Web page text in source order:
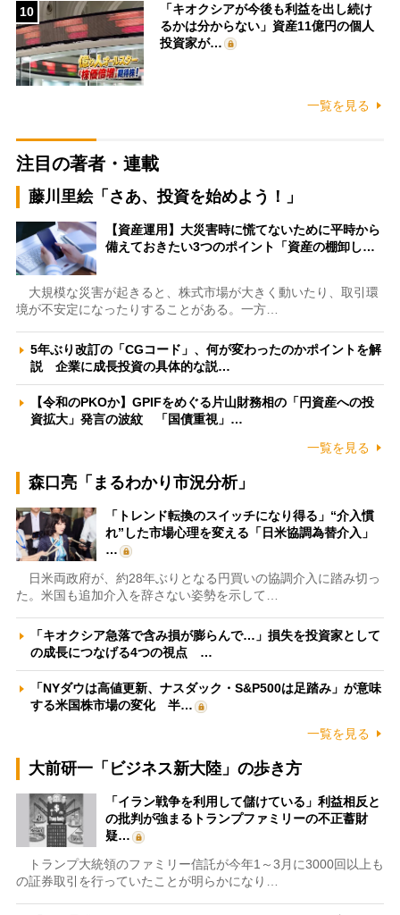
10
「キオクシアが今後も利益を出し続け
るかは分からない」資産11億円の個人
投資家が…
一覧を見る
注目の著者・連載
藤川里絵「さあ、投資を始めよう！」
【資産運用】大災害時に慌てないために平時から
備えておきたい3つのポイント「資産の棚卸し…
大規模な災害が起きると、株式市場が大きく動いたり、取引環
境が不安定になったりすることがある。一方…
5年ぶり改訂の「CGコード」、何が変わったのかポイントを解
説 企業に成長投資の具体的な説…
【令和のPKOか】GPIFをめぐる片山財務相の「円資産への投
資拡大」発言の波紋 「国債重視」…
一覧を見る
森口亮「まるわかり市況分析」
「トレンド転換のスイッチになり得る」“介入慣
れ”した市場心理を変える「日米協調為替介入」
…
日米両政府が、約28年ぶりとなる円買いの協調介入に踏み切っ
た。米国も追加介入を辞さない姿勢を示して…
「キオクシア急落で含み損が膨らんで…」損失を投資家として
の成長につなげる4つの視点 …
「NYダウは高値更新、ナスダック・S&P500は足踏み」が意味
する米国株市場の変化 半…
一覧を見る
大前研一「ビジネス新大陸」の歩き方
「イラン戦争を利用して儲けている」利益相反と
の批判が強まるトランプファミリーの不正蓄財
疑…
トランプ大統領のファミリー信託が今年1～3月に3000回以上も
の証券取引を行っていたことが明らかになり…